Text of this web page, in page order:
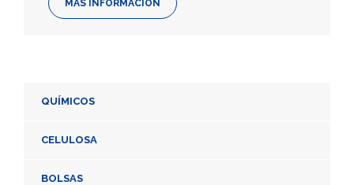
QUÍMICOS
CELULOSA
BOLSAS
MÁS INFORMACIÓN